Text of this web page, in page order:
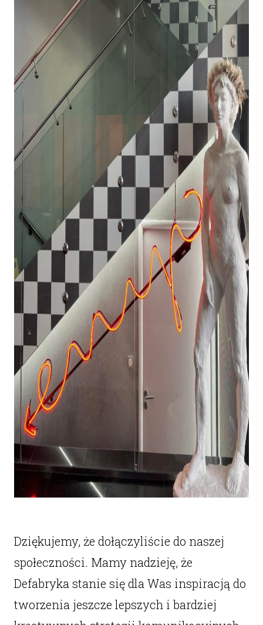
Dziękujemy, że dołączyliście do naszej
społeczności. Mamy nadzieję, że
Defabryka stanie się dla Was inspiracją do
tworzenia jeszcze lepszych i bardziej